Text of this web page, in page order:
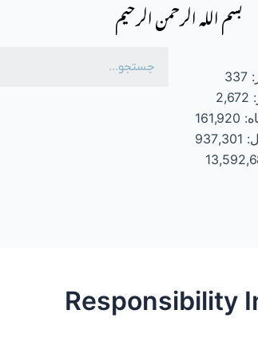
بسم الله الرحمن الرحیم
337
2,672
161,920
937,301